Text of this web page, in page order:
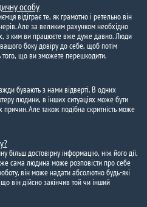
особу
відіграє те, як грамотно і ретельно він
Але за великим рахунком необхідно
з ким ви працюєте вже дуже давно. Люди
боку довіру до себе, щоб потім
що ви зможете перешкодити.
бувають з нами відверті. В одних
людини, в інших ситуаціях може бути
Але також подібна скритність може
більш достовірну інформацію, ніж його дії,
сама людина може розповісти про себе
він може надати абсолютно будь-які
він дійсно закінчив той чи інший